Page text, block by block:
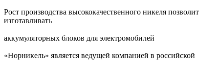
Рост производства высококачественного никеля позволит
изготавливать
аккумуляторных блоков для электромобилей
«Норникель» является ведущей компанией в российской